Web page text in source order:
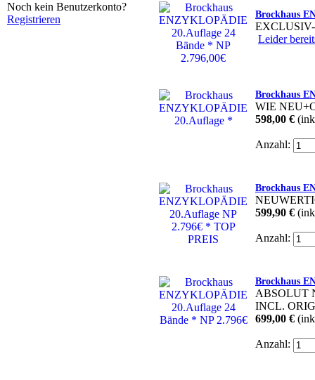
Noch kein Benutzerkonto?
Registrieren
Brockhaus
Leider
Brockhaus
WIE
598,00 €
Anzahl:
Brockhaus
599,90 €
Anzahl:
Brockhaus
ABSOLUT
INCL.
699,00 €
Anzahl: